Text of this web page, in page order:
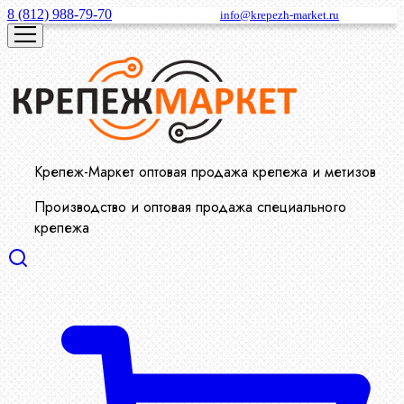
8 (812) 988-79-70 info@krepezh-market.ru
Крепеж-Маркет оптовая продажа крепежа и метизов
Производство и оптовая продажа специального
крепежа